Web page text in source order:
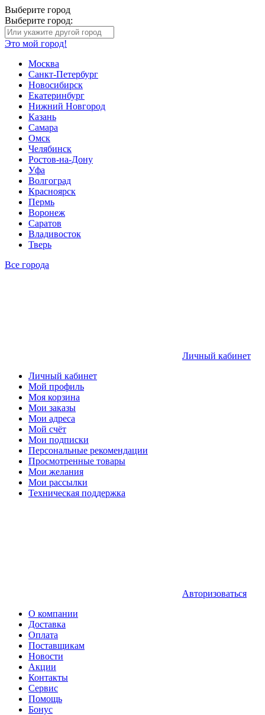
Выберите город
Выберите город:
Это мой город!
Москва
Санкт-Петербург
Новосибирск
Екатеринбург
Нижний Новгород
Казань
Самара
Омск
Челябинск
Ростов-на-Дону
Уфа
Волгоград
Красноярск
Пермь
Воронеж
Саратов
Владивосток
Тверь
Все города
Личный кабинет
Личный кабинет
Мой профиль
Моя корзина
Мои заказы
Мои адреса
Мой счёт
Мои подписки
Персональные рекомендации
Просмотренные товары
Мои желания
Мои рассылки
Техническая поддержка
Авторизоваться
О компании
Доставка
Оплата
Поставщикам
Новости
Акции
Контакты
Сервис
Помощь
Бонус